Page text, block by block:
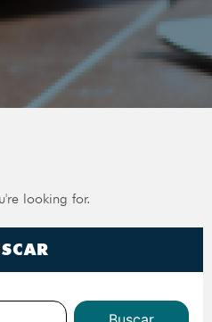
looking for.